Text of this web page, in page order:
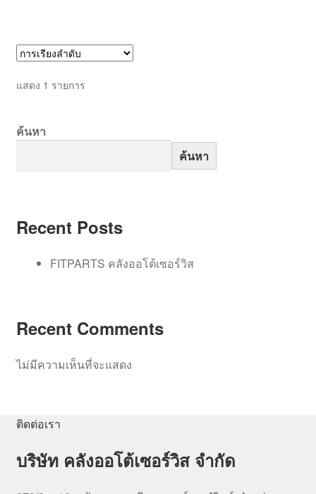
แสดง 1 รายการ
ค้นหา
ค้นหา
Recent Posts
FITPARTS คลังออโต้เซอร์วิส
Recent Comments
ไม่มีความเห็นที่จะแสดง
ติดต่อเรา
บริษัท คลังออโต้เซอร์วิส จำกัด